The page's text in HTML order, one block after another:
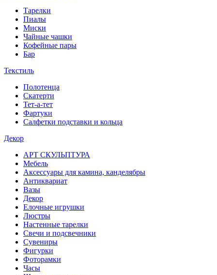
Тарелки
Пиалы
Миски
Чайные чашки
Кофейные пары
Бар
Текстиль
Полотенца
Скатерти
Тет-а-тет
Фартуки
Салфетки подставки и кольца
Декор
АРТ СКУЛЬПТУРА
Мебель
Аксессуары для камина, канделябры
Антиквариат
Вазы
Декор
Елочные игрушки
Люстры
Настенные тарелки
Свечи и подсвечники
Сувениры
Фигурки
Фоторамки
Часы